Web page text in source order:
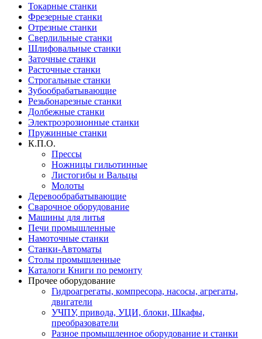
Токарные станки
Фрезерные станки
Отрезные станки
Сверлильные станки
Шлифовальные станки
Заточные станки
Расточные станки
Строгальные станки
Зубообрабатывающие
Резьбонарезные станки
Долбежные станки
Электроэрозионные станки
Пружинные станки
К.П.О.
Прессы
Ножницы гильотинные
Листогибы и Вальцы
Молоты
Деревообрабатывающие
Сварочное оборудование
Машины для литья
Печи промышленные
Намоточные станки
Станки-Автоматы
Столы промышленные
Каталоги Книги по ремонту
Прочее оборудование
Гидроагрегаты, компресора, насосы, агрегаты,
двигатели
УЧПУ, привода, УЦИ, блоки, Шкафы,
преобразователи
Разное промышленное оборудование и станки